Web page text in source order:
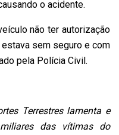
o acidente.
não ter autorização
sem seguro e com
pela Polícia Civil.
Terrestres lamenta e
das vítimas do